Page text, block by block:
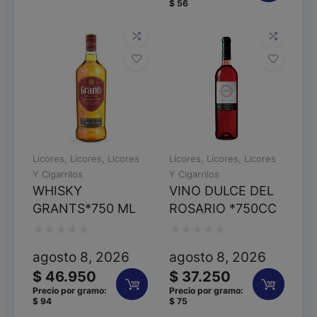
de
$ 56
Licores, Licores, Licores
Y Cigarrilos
WHISKY
GRANTS*750 ML
con
0
de
agosto 8, 2026
$ 46.950
Precio por gramo:
$ 94
Licores, Licores, Licores
Y Cigarrilos
VINO DULCE DEL
ROSARIO *750CC
con
0
de
agosto 8, 2026
$ 37.250
Precio por gramo:
$ 75